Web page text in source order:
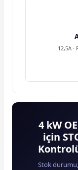
12,5A ·
4 kW
için
Stok